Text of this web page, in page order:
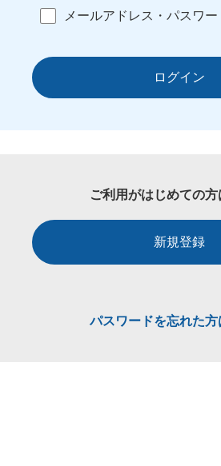
メールアドレス・パスワ
ログイン
ご利用がはじめての方
新規登録
パスワードを忘れた方